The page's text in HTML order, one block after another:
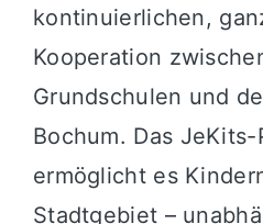
kontinuierlichen,
Kooperation
Grundschulen und
Bochum. Das JeKits-
ermöglicht es
Stadtgebiet –